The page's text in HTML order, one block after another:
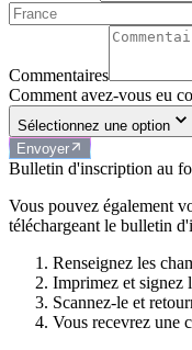
Commentaires
Comment avez-vous eu
Sélectionnez une option
Envoyer
Bulletin d'inscription au
Vous pouvez également
téléchargeant le bulletin
Renseignez les
Imprimez et signez
Scannez-le et
Vous recevrez une